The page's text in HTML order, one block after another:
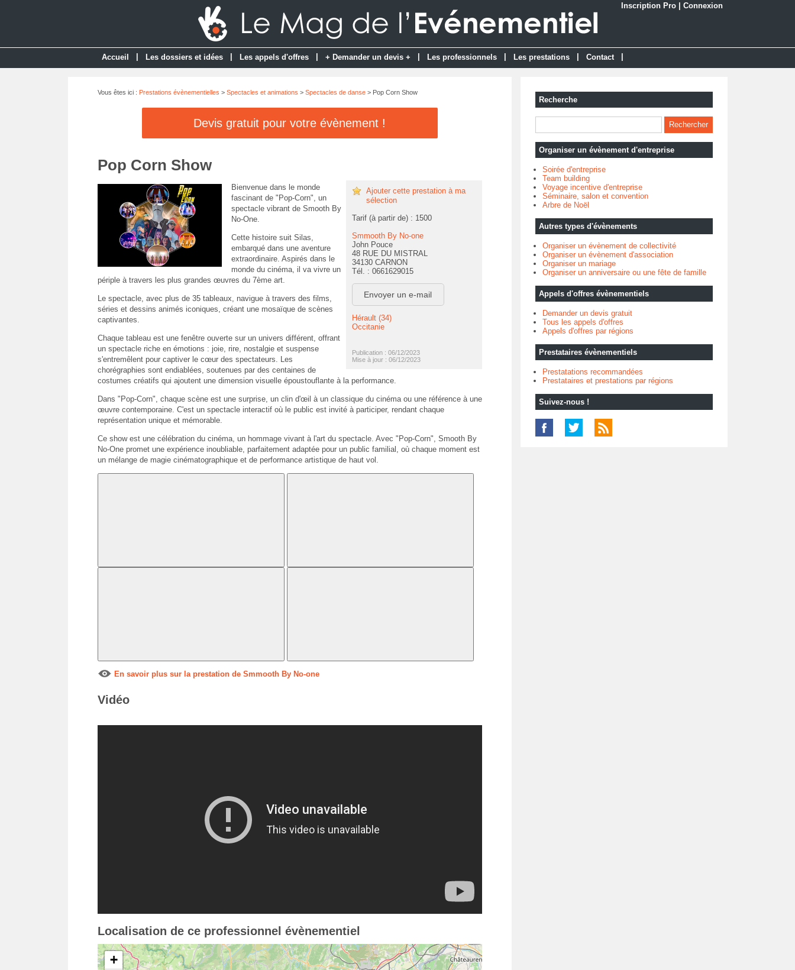
Inscription Pro Connexion
Accueil Les dossiers et idées Les appels d'offres + Demander un devis + Les professionnels Les prestations Contact
Vous êtes ici : Prestations évènementielles > Spectacles et animations > Spectacles de danse> Pop Corn Show
Devis gratuit pour votre évènement !
Pop Corn Show
Ajouter cette prestation à ma
sélection
Tarif (à partir de) : 1500
Smmooth By No-one
John Pouce
48 RUE DU MISTRAL
34130 CARNON
Tél. : 0661629015
Envoyer un e-mail
Hérault (34)
Occitanie
Publication : 06/12/2023
Mise à jour : 06/12/2023
Bienvenue dans le monde
fascinant de "Pop-Corn", un
spectacle vibrant de Smooth By
No-One.
Cette histoire suit Silas,
embarqué dans une aventure
extraordinaire. Aspirés dans le
monde du cinéma, il va vivre un
périple à travers les plus grandes œuvres du 7ème art.
Le spectacle, avec plus de 35 tableaux, navigue à travers des films,
séries et dessins animés iconiques, créant une mosaïque de scènes
captivantes.
Chaque tableau est une fenêtre ouverte sur un univers différent, offrant
un spectacle riche en émotions : joie, rire, nostalgie et suspense
s'entremêlent pour captiver le cœur des spectateurs. Les
chorégraphies sont endiablées, soutenues par des centaines de
costumes créatifs qui ajoutent une dimension visuelle époustouflante à la performance.
Dans "Pop-Corn", chaque scène est une surprise, un clin d'œil à un classique du cinéma ou une référence à une
œuvre contemporaine. C'est un spectacle interactif où le public est invité à participer, rendant chaque
représentation unique et mémorable.
Ce show est une célébration du cinéma, un hommage vivant à l'art du spectacle. Avec "Pop-Corn", Smooth By
No-One promet une expérience inoubliable, parfaitement adaptée pour un public familial, où chaque moment est
un mélange de magie cinématographique et de performance artistique de haut vol.
En savoir plus sur la prestation de Smmooth By No-one
Vidéo
Localisation de ce professionnel évènementiel
+
Recherche
Organiser un évènement d'entreprise
Soirée d'entreprise
Team building
Voyage incentive d'entreprise
Séminaire, salon et convention
Arbre de Noël
Autres types d'évènements
Organiser un évènement de collectivité
Organiser un évènement d'association
Organiser un mariage
Organiser un anniversaire ou une fête de famille
Appels d'offres évènementiels
Demander un devis gratuit
Tous les appels d'offres
Appels d'offres par régions
Prestataires évènementiels
Prestatations recommandées
Prestataires et prestations par régions
Suivez-nous !